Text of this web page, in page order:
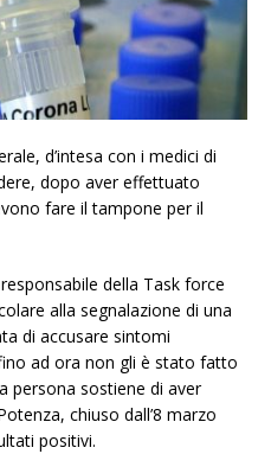
d’intesa con i medici di
dopo aver effettuato
fare il tampone per il
della Task force
alla segnalazione di una
di accusare sintomi
ad ora non gli è stato fatto
persona sostiene di aver
chiuso dall’8 marzo
positivi.